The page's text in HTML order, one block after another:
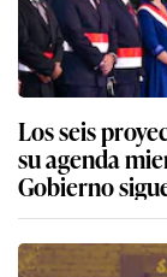
Los seis
su agenda
Gobierno